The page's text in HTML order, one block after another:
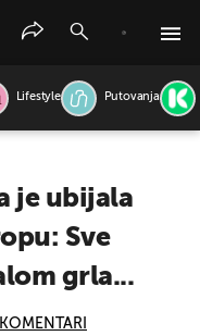
Lifestyle Putovanja
je ubijala
Sve
grla...
KOMENTARI